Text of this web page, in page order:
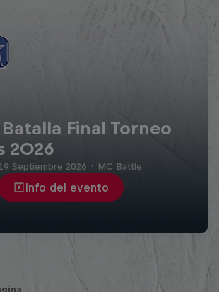
Final Torneo
2026
Info del evento
Septiembre 2026 · MC Battle